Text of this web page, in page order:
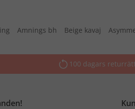
Amnings bh Beige kavaj
100 dagars